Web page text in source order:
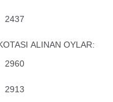
2437
ALINAN OYLAR:
2960
2913